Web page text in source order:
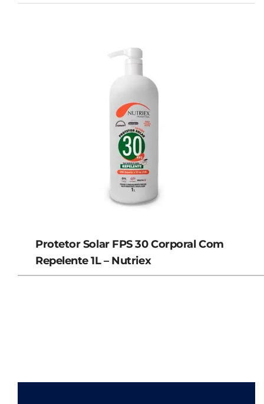
Protetor Solar FPS 30 Corporal Com
Repelente 1L – Nutriex